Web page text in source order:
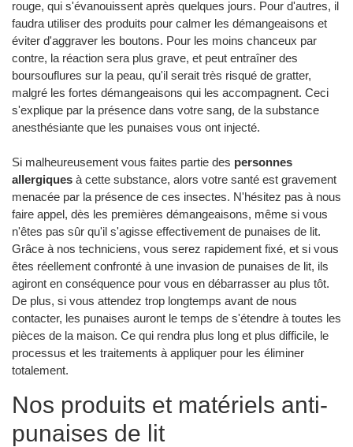
rouge, qui s'évanouissent après quelques jours. Pour d'autres, il
faudra utiliser des produits pour calmer les démangeaisons et
éviter d'aggraver les boutons. Pour les moins chanceux par
contre, la réaction sera plus grave, et peut entraîner des
boursouflures sur la peau, qu'il serait très risqué de gratter,
malgré les fortes démangeaisons qui les accompagnent. Ceci
s'explique par la présence dans votre sang, de la substance
anesthésiante que les punaises vous ont injecté.
Si malheureusement vous faites partie des personnes
allergiques à cette substance, alors votre santé est gravement
menacée par la présence de ces insectes. N'hésitez pas à nous
faire appel, dès les premières démangeaisons, même si vous
n'êtes pas sûr qu'il s'agisse effectivement de punaises de lit.
Grâce à nos techniciens, vous serez rapidement fixé, et si vous
êtes réellement confronté à une invasion de punaises de lit, ils
agiront en conséquence pour vous en débarrasser au plus tôt.
De plus, si vous attendez trop longtemps avant de nous
contacter, les punaises auront le temps de s'étendre à toutes les
pièces de la maison. Ce qui rendra plus long et plus difficile, le
processus et les traitements à appliquer pour les éliminer
totalement.
Nos produits et matériels anti-
punaises de lit